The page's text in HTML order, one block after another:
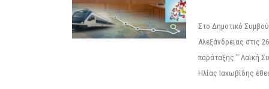
Στο Δημοτικό
Αλεξάνδρειας στις
παράταξης " Λαϊκή
Ηλίας Ιακωβίδης